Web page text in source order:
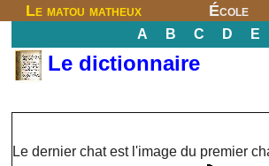
Le matou matheux École
A B C D E
Le dictionnaire
Le dernier chat est l'image du premier